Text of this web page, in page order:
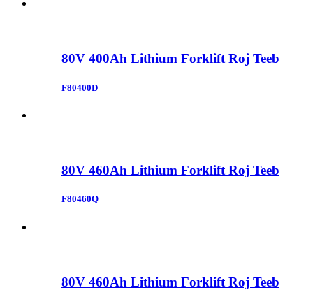
80V 400Ah Lithium Forklift Roj Teeb
F80400D
80V 460Ah Lithium Forklift Roj Teeb
F80460Q
80V 460Ah Lithium Forklift Roj Teeb